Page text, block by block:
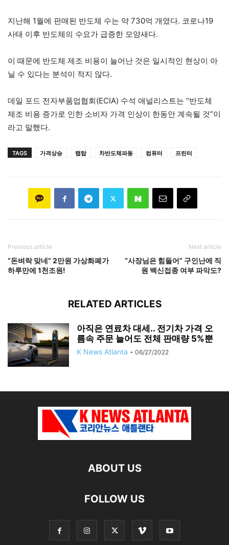
지난해 1월에 판매된 반도체 수는 약 730억 개였다. 코로나19
사태 이후 반도체의 수요가 급증한 모양새다.
이 때문에 반도체 제조 비용이 늘어난 것은 일시적인 현상이 아
닐 수 있다는 분석이 적지 않다.
데일 포드 전자부품업협회(ECIA) 수석 애널리스트는 “반도체
제조 비용 증가로 인한 소비자 가격 인상이 한동안 계속될 것”이
라고 말했다.
TAGS 가격상승 랩탑 차반도체파동 컴퓨터 프린터
Previous article
“돈벼락 맞네” 2만원 가상화폐가
하루만에 1천조원!
Next article
“사장님은 힘들어” 구인난에 직
원 백신접종 여부 파악도?
RELATED ARTICLES
아직은 연료차 대세.. 전기차 가격 오
름속 주문 늘어도 전체 판매량 5%뿐
K News Atlanta - 06/27/2022
ABOUT US
FOLLOW US